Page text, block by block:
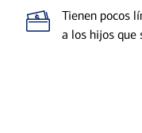
Tienen pocos
a los hijos que